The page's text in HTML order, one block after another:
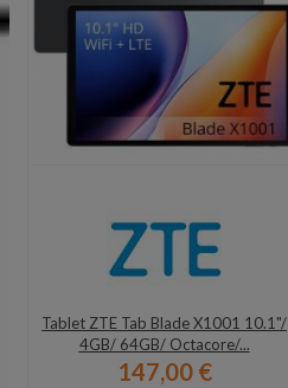
Tablet ZTE Tab Blade X1001 10.1"/
4GB/ 64GB/ Octacore/...
147,00 €